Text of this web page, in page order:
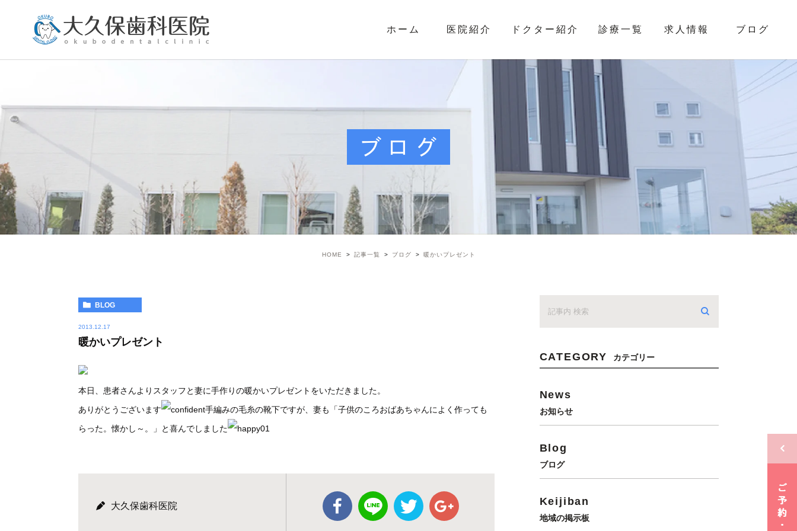
ホーム 医院紹介 ドクター紹介 診療一覧 求人情報 ブログ
ブログ
HOME 記事一覧 ブログ 暖かいプレゼント
BLOG
2013.12.17
暖かいプレゼント
本日、患者さんよりスタッフと妻に手作りの暖かいプレゼントをいただきました。
ありがとうございます
手編みの毛糸の靴下ですが、妻も「子供のころおばあちゃんによく作っても
らった。懐かし～。」と喜んでしました
大久保歯科医院
CATEGORY カテゴリー
News
お知らせ
Blog
ブログ
Keijiban
地域の掲示板